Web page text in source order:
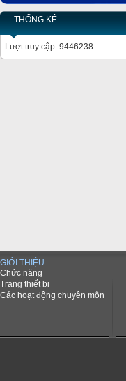
THỐNG KÊ
Lượt truy cập: 9446238
GIỚI THIỆU
Chức năng
Trang thiết bị
Các hoạt động chuyên môn